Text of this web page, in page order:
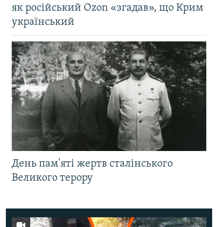
як російський Ozon «згадав», що Крим
український
День пам'яті жертв сталінського
Великого терору